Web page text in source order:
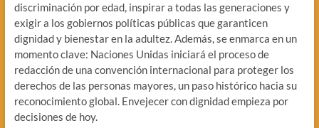
discriminación por edad, inspirar a todas las generaciones y
exigir a los gobiernos políticas públicas que garanticen
dignidad y bienestar en la adultez. Además, se enmarca en un
momento clave: Naciones Unidas iniciará el proceso de
redacción de una convención internacional para proteger los
derechos de las personas mayores, un paso histórico hacia su
reconocimiento global. Envejecer con dignidad empieza por
decisiones de hoy.